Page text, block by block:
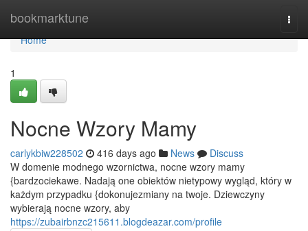
bookmarktune
Home
Home
1
Nocne Wzory Mamy
carlykbiw228502 416 days ago News
Discuss
W domenie modnego wzornictwa, nocne wzory mamy
{bardzociekawe. Nadają one obiektów nietypowy wygląd, który w
każdym przypadku {dokonujezmiany na twoje. Dziewczyny
wybierają nocne wzory, aby
https://zubairbnzc215611.blogdeazar.com/profile